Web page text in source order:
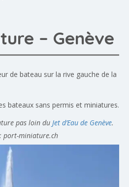
– Genève
de bateau sur la rive gauche de la
bateaux sans permis et miniatures.
pas loin du Jet d’Eau de Genève.
port-miniature.ch